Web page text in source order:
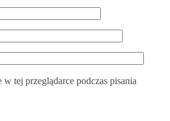
w tej przeglądarce podczas pisania